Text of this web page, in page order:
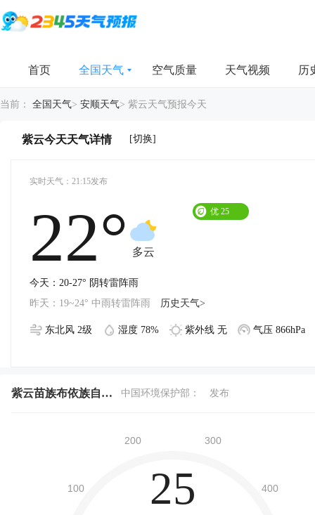
首页 全国天气 空气质量 天气视频 历
当前： 全国天气> 安顺天气> 紫云天气预报今天
紫云今天天气详情 [切换]
实时天气：21:15发布
22° 多云
优 25
今天：20-27° 阴转雷阵雨
昨天：19~24° 中雨转雷阵雨
历史天气>
东北风 2级 湿度 78% 紫外线 无 气压 866hPa
紫云苗族布依族自治县今天空气质量 中国环境保护部： 发布
25